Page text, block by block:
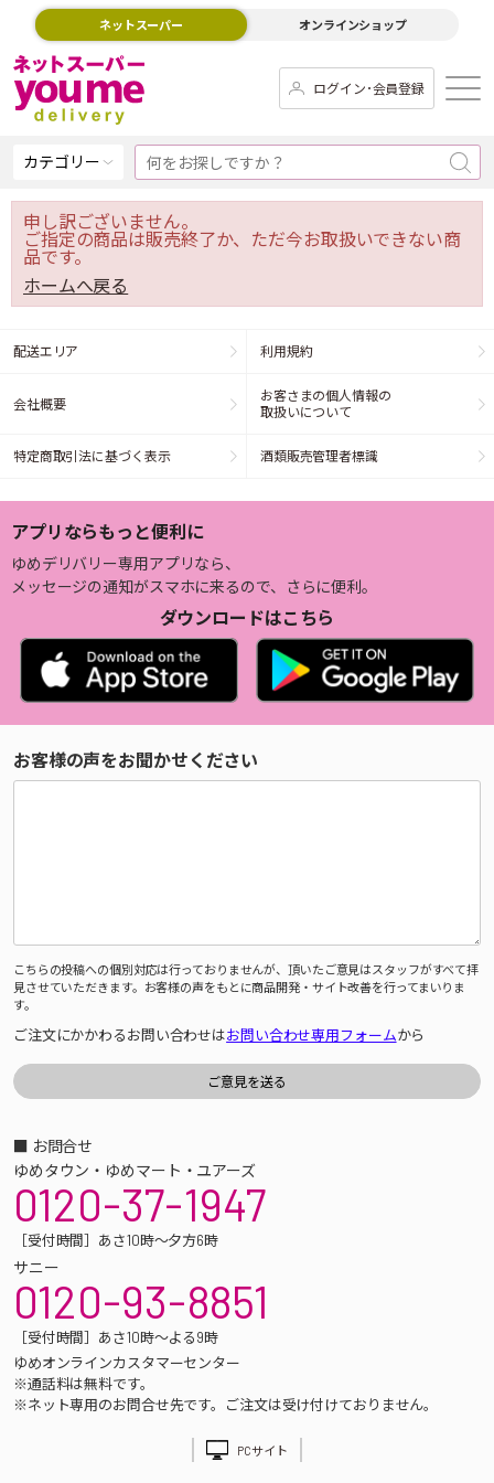
ネットスーパー オンラインショップ
ログイン･会員登録
カテゴリー
申し訳ございません。
ご指定の商品は販売終了か、ただ今お取扱いできない商
品です。
ホームへ戻る
配送エリア 利用規約
会社概要
お客さまの個人情報の
取扱いについて
特定商取引法に基づく表示 酒類販売管理者標識
アプリならもっと便利に
ゆめデリバリー専用アプリなら、
メッセージの通知がスマホに来るので、さらに便利。
ダウンロードはこちら
お客様の声をお聞かせください
こちらの投稿への個別対応は行っておりませんが、頂いたご意見はスタッフがすべて拝
見させていただきます。お客様の声をもとに商品開発・サイト改善を行ってまいりま
す。
ご注文にかかわるお問い合わせはお問い合わせ専用フォームから
■ お問合せ
ゆめタウン・ゆめマート・ユアーズ
0120-37-1947
［受付時間］あさ10時～夕方6時
サニー
0120-93-8851
［受付時間］あさ10時～よる9時
ゆめオンラインカスタマーセンター
※通話料は無料です。
※ネット専用のお問合せ先です。ご注文は受け付けておりません。
PCサイト